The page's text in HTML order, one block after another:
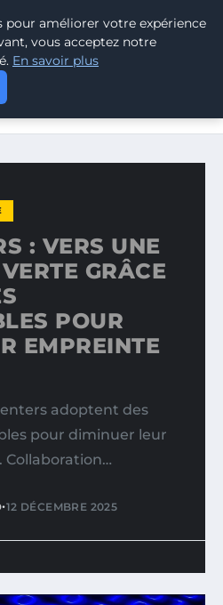
BLOG
RÉVOLUTION VERTE GRÂCE
: VERS UNE
GRÂCE
POUR
EMPREINTE
adoptent des
pour diminuer leur
•12 DÉCEMBRE 2025
pour améliorer votre expérience
vous acceptez notre
En savoir plus